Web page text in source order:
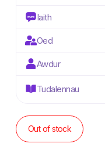
Iaith
Oed
Awdur
Tudalennau
Out of stock